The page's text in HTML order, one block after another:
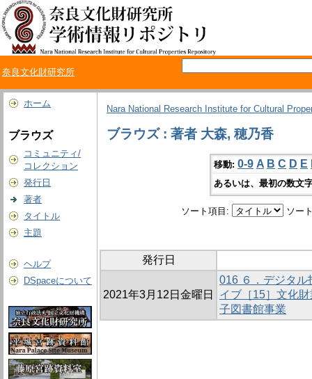
奈良文化財研究所
ホーム
ブラウズ
コミュニティ/
コレクション
発行日
著者
タイトル
主題
ヘルプ
DSpaceについて
Nara National Research Institute for Cultural
ブラウズ : 著者 大森, 穂乃香
移動: 0-9 A B C D E
あるいは、最初の数文
ソート項目: ソー
発行日
2021年3月12日金曜日
016 ６．デジタル
イブ［15］文化
子図書館事業